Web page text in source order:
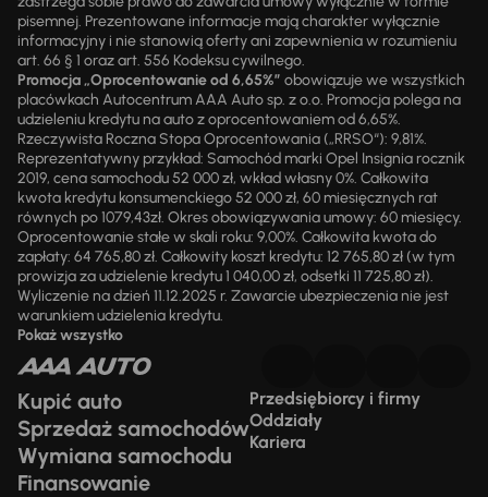
pisemnej. Prezentowane informacje mają charakter wyłącznie
informacyjny i nie stanowią oferty ani zapewnienia w rozumieniu
art. 66 § 1 oraz art. 556 Kodeksu cywilnego.
Promocja „Oprocentowanie od 6,65%” obowiązuje we wszystkich
placówkach Autocentrum AAA Auto sp. z o.o. Promocja polega na
udzieleniu kredytu na auto z oprocentowaniem od 6,65%.
Rzeczywista Roczna Stopa Oprocentowania („RRSO“): 9,81%.
Reprezentatywny przykład: Samochód marki Opel Insignia rocznik
2019, cena samochodu 52 000 zł, wkład własny 0%. Całkowita
kwota kredytu konsumenckiego 52 000 zł, 60 miesięcznych rat
równych po 1079,43zł. Okres obowiązywania umowy: 60 miesięcy.
Oprocentowanie stałe w skali roku: 9,00%. Całkowita kwota do
zapłaty: 64 765,80 zł. Całkowity koszt kredytu: 12 765,80 zł (w tym
prowizja za udzielenie kredytu 1 040,00 zł, odsetki 11 725,80 zł).
Wyliczenie na dzień 11.12.2025 r. Zawarcie ubezpieczenia nie jest
warunkiem udzielenia kredytu.
Pokaż wszystko
Kupić auto
Sprzedaż samochodów
Wymiana samochodu
Finansowanie
Przedsiębiorcy i firmy
Oddziały
Kariera